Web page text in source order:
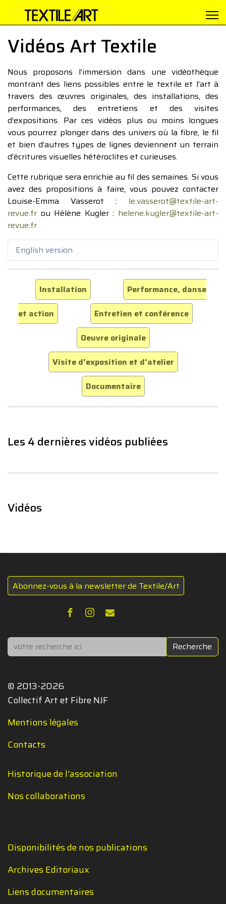
Vidéos Art Textile
Nous proposons l’immersion dans une vidéothèque
montrant des liens possibles entre le textile et l’art à
travers des œuvres originales, des installations, des
performances, des entretiens et des visites
d’expositions. Par ces vidéos plus ou moins longues
vous pourrez plonger dans des univers où la fibre, le fil
et bien d’autres types de lignes deviennent un terrain
d’écritures visuelles hétéroclites et curieuses.
Cette rubrique sera enrichie au fil des semaines. Si vous
avez des propositions à faire, vous pouvez contacter
Louise-Emma Vasserot : le.vasserot@textile-art-
revue.fr ou Hélène Kugler : helene.kugler@textile-art-
revue.fr
English version
Installation
Performance, danse
et action
Entretien et conférence
Oeuvre originale
Visite d'exposition et d'atelier
Documentaire
Les 4 dernières vidéos publiées
Vidéos
Abonnez-vous à la newsletter de Textile/Art
Rechercher Recherche
© 2013-2026
Collectif Art et Fibre NJF
Mentions légales
Contacts
Historique de l'association
Nos collaborations
Disponibilités de nos publications
Archives Editoriaux
Liens documentaires